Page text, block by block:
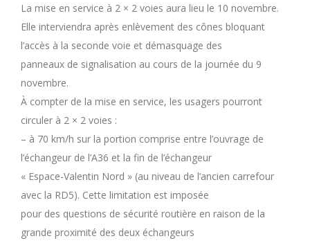
La mise en service à 2 × 2 voies aura lieu le 10 novembre.
Elle interviendra après enlèvement des cônes bloquant
l’accès à la seconde voie et démasquage des
panneaux de signalisation au cours de la journée du 9
novembre.
À compter de la mise en service, les usagers pourront
circuler à 2 × 2 voies :
– à 70 km/h sur la portion comprise entre l’ouvrage de
l’échangeur de l’A36 et la fin de l’échangeur
« Espace-Valentin Nord » (au niveau de l’ancien carrefour
avec la RD5). Cette limitation est imposée
pour des questions de sécurité routière en raison de la
grande proximité des deux échangeurs